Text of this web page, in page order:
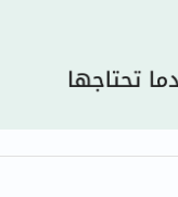
cetaphil
CHalpha
dralthea